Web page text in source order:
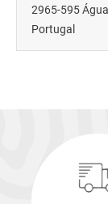
2965-595
Portugal